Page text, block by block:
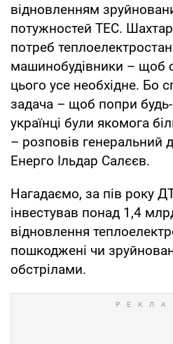
відновленням
потужностей ТЕС.
потреб
машинобудівники – щоб
цього усе необхідне. Бо
задача – щоб попри будь-
українці були якомога
– розповів генеральний
Енерго Ільдар Салєєв.
Нагадаємо, за пів року
інвестував понад 1,4
відновлення
пошкоджені чи
обстрілами.